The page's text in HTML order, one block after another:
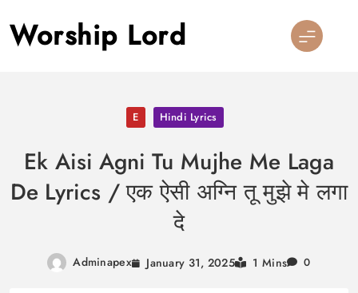
to
content
Worship Lord
E Hindi Lyrics
Ek Aisi Agni Tu Mujhe Me Laga
De Lyrics / एक ऐसी अग्नि तू मुझे मे लगा
दे
Adminapex January 31, 2025 1 Mins 0